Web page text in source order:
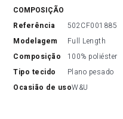
COMPOSIÇÃO
referência
502CF001885
modelagem
Full Length
composição
100% poliéster
tipo tecido
Plano pesado
ocasião de usoW&U